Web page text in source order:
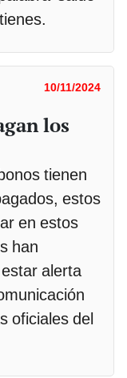
10/11/2024
los
tienen
estos
en estos
han
alerta
oficiales del